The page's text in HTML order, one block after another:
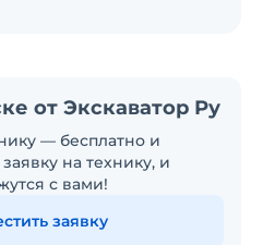
от Экскаватор Ру
— бесплатно и
на технику, и
с вами!
заявку